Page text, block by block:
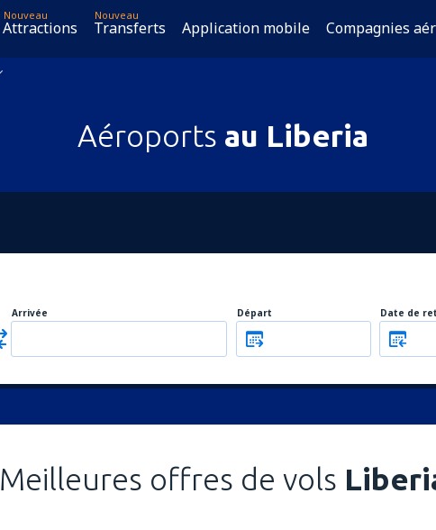
Nouveau
Attractions
Nouveau
Transferts Application mobile Compagnies
Aéroports au Liberia
Arrivée Départ Date de
Meilleures offres de vols